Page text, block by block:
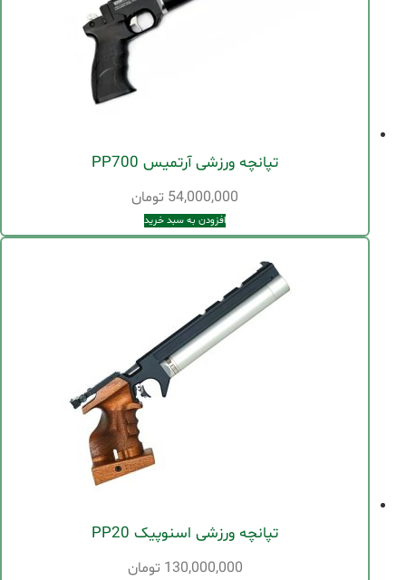
تپانچه ورزشی آرتمیس PP700
54,000,000 تومان
افزودن به سبد خرید
تپانچه ورزشی اسنوپیک PP20
130,000,000 تومان